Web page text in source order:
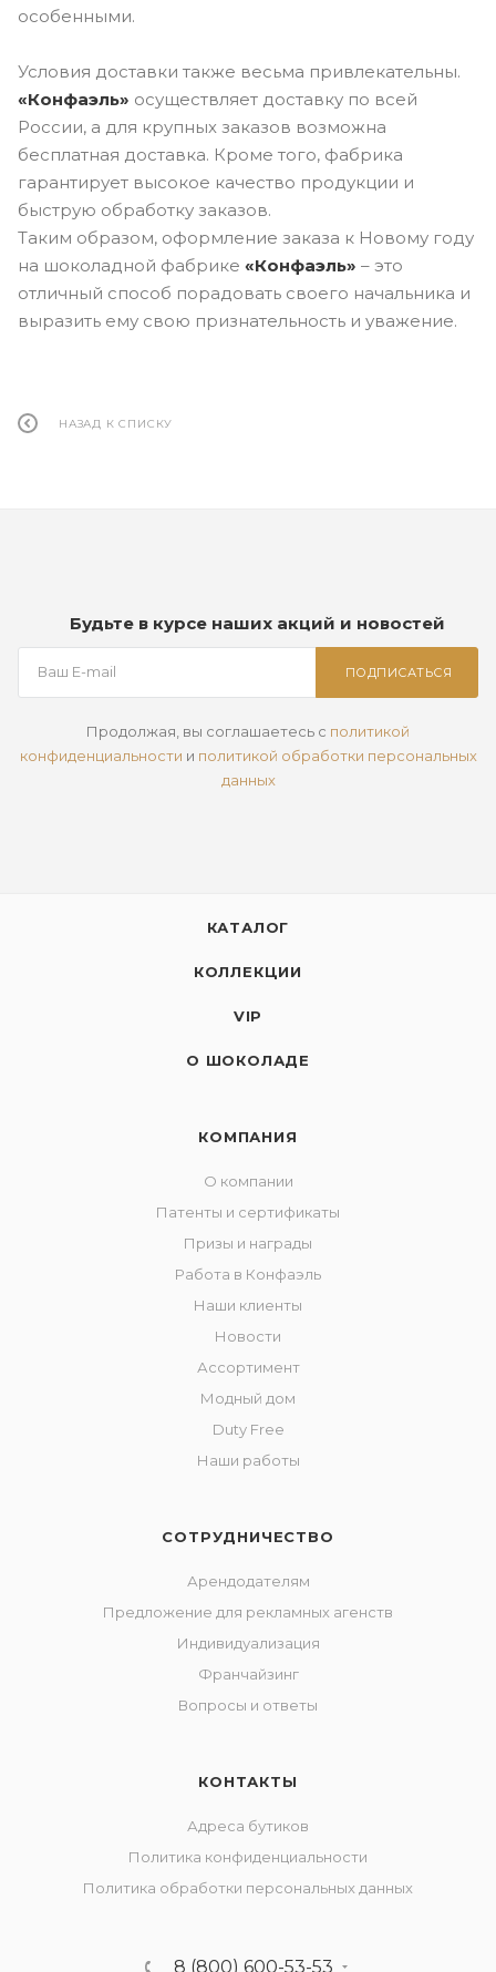
особенными.
Условия доставки также весьма привлекательны.
«Конфаэль» осуществляет доставку по всей
России, а для крупных заказов возможна
бесплатная доставка. Кроме того, фабрика
гарантирует высокое качество продукции и
быструю обработку заказов.
Таким образом, оформление заказа к Новому году
на шоколадной фабрике «Конфаэль» – это
отличный способ порадовать своего начальника и
выразить ему свою признательность и уважение.
НАЗАД К СПИСКУ
Будьте в курсе наших акций и новостей
ПОДПИСАТЬСЯ
Продолжая, вы соглашаетесь с политикой
конфиденциальности и политикой обработки персональных
данных
КАТАЛОГ
КОЛЛЕКЦИИ
VIP
О ШОКОЛАДЕ
КОМПАНИЯ
О компании
Патенты и сертификаты
Призы и награды
Работа в Конфаэль
Наши клиенты
Новости
Ассортимент
Модный дом
Duty Free
Наши работы
СОТРУДНИЧЕСТВО
Арендодателям
Предложение для рекламных агенств
Индивидуализация
Франчайзинг
Вопросы и ответы
КОНТАКТЫ
Адреса бутиков
Политика конфиденциальности
Политика обработки персональных данных
8 (800) 600-53-53